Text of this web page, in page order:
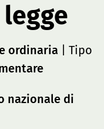
ordinaria | Tipo
nazionale di